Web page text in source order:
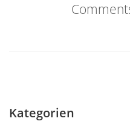
Kategorien